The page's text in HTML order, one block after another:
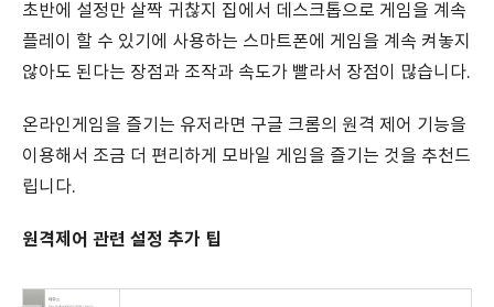
초반에 설정만 살짝 귀찮지 집에서 데스크톱으로 게임을 계속
플레이 할 수 있기에 사용하는 스마트폰에 게임을 계속 켜놓지
않아도 된다는 장점과 조작과 속도가 빨라서 장점이 많습니다.
온라인게임을 즐기는 유저라면 구글 크롬의 원격 제어 기능을
이용해서 조금 더 편리하게 모바일 게임을 즐기는 것을 추천드
립니다.
원격제어 관련 설정 추가 팁